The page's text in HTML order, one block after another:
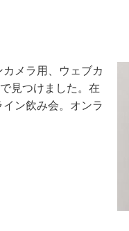
メラ用、ウェブカ
見つけました。在
ン飲み会。オンラ